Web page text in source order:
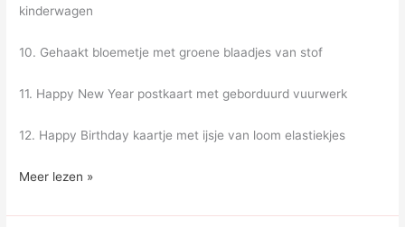
kinderwagen
10. Gehaakt bloemetje met groene blaadjes van stof
11. Happy New Year postkaart met geborduurd vuurwerk
12. Happy Birthday kaartje met ijsje van loom elastiekjes
Zelf
Postkaart
Meer lezen »